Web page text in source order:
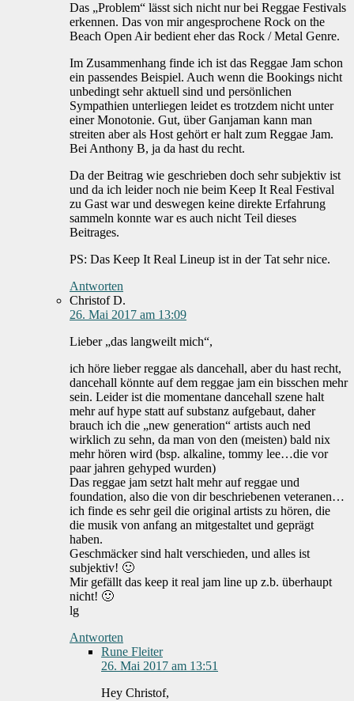
Das „Problem“ lässt sich nicht nur bei Reggae Festivals
erkennen. Das von mir angesprochene Rock on the
Beach Open Air bedient eher das Rock / Metal Genre.
Im Zusammenhang finde ich ist das Reggae Jam schon
ein passendes Beispiel. Auch wenn die Bookings nicht
unbedingt sehr aktuell sind und persönlichen
Sympathien unterliegen leidet es trotzdem nicht unter
einer Monotonie. Gut, über Ganjaman kann man
streiten aber als Host gehört er halt zum Reggae Jam.
Bei Anthony B, ja da hast du recht.
Da der Beitrag wie geschrieben doch sehr subjektiv ist
und da ich leider noch nie beim Keep It Real Festival
zu Gast war und deswegen keine direkte Erfahrung
sammeln konnte war es auch nicht Teil dieses
Beitrages.
PS: Das Keep It Real Lineup ist in der Tat sehr nice.
Antworten
Christof D.
26. Mai 2017 am 13:09
Lieber „das langweilt mich“,
ich höre lieber reggae als dancehall, aber du hast recht,
dancehall könnte auf dem reggae jam ein bisschen mehr
sein. Leider ist die momentane dancehall szene halt
mehr auf hype statt auf substanz aufgebaut, daher
brauch ich die „new generation“ artists auch ned
wirklich zu sehn, da man von den (meisten) bald nix
mehr hören wird (bsp. alkaline, tommy lee…die vor
paar jahren gehyped wurden)
Das reggae jam setzt halt mehr auf reggae und
foundation, also die von dir beschriebenen veteranen…
ich finde es sehr geil die original artists zu hören, die
die musik von anfang an mitgestaltet und geprägt
haben.
Geschmäcker sind halt verschieden, und alles ist
subjektiv! 🙂
Mir gefällt das keep it real jam line up z.b. überhaupt
nicht! 🙂
lg
Antworten
Rune Fleiter
26. Mai 2017 am 13:51
Hey Christof,